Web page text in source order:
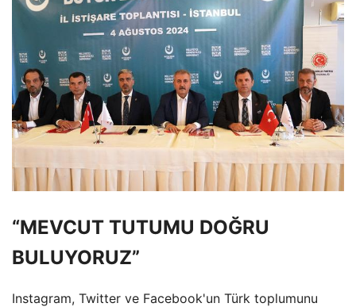
“MEVCUT TUTUMU DOĞRU
BULUYORUZ”
Instagram, Twitter ve Facebook'un Türk toplumunu